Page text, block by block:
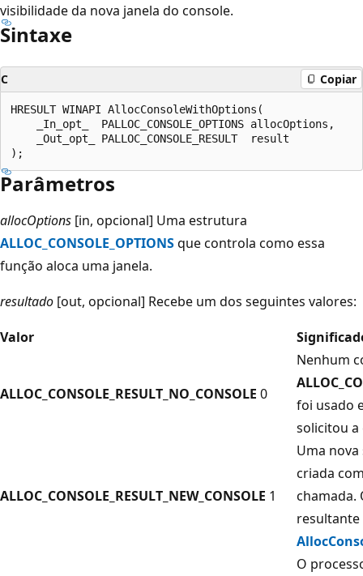
visibilidade da nova janela do console.
Sintaxe
C Copiar
HRESULT WINAPI AllocConsoleWithOptions(
    _In_opt_  PALLOC_CONSOLE_OPTIONS allocOptions,
    _Out_opt_ PALLOC_CONSOLE_RESULT  result
Parâmetros
allocOptions [in, opcional] Uma estrutura
ALLOC_CONSOLE_OPTIONSque controla como essa
função aloca uma janela.
resultado [out, opcional] Recebe um dos seguintes valores:
Valor
ALLOC_CONSOLE_RESULT_NO_CONSOLE 0
Nenhum
foi usado
solicitou a
ALLOC_CONSOLE_RESULT_NEW_CONSOLE 1
Uma
criada
chamada.
resultante
O